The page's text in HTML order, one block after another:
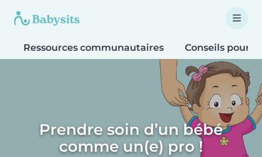
Ressources communautaires Conseils pour
Prendre soin d’un bébé
comme un(e) pro !